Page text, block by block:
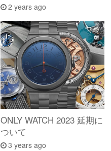
2 years ago
ONLY WATCH 2023 延期に
ついて
3 years ago